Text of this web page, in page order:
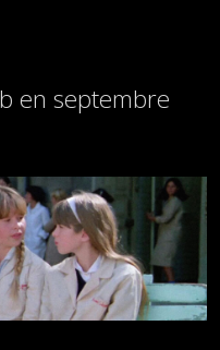
en septembre